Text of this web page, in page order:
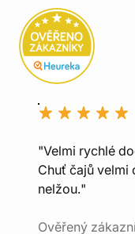
"Velmi rychlé
Chuť čajů velmi
nelžou."
Ověřený